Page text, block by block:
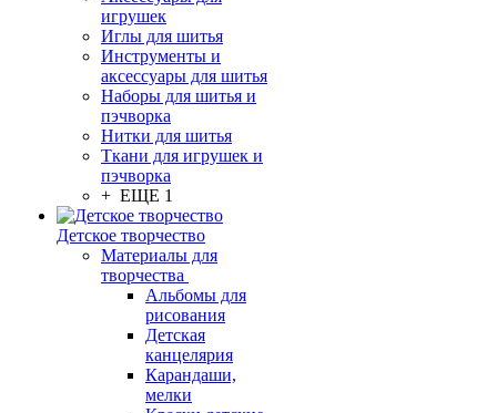
игрушек
Иглы для шитья
Инструменты и
аксессуары для шитья
Наборы для шитья и
пэчворка
Нитки для шитья
Ткани для игрушек и
пэчворка
+ ЕЩЕ 1
Детское творчество
Материалы для
творчества
Альбомы для
рисования
Детская
канцелярия
Карандаши,
мелки